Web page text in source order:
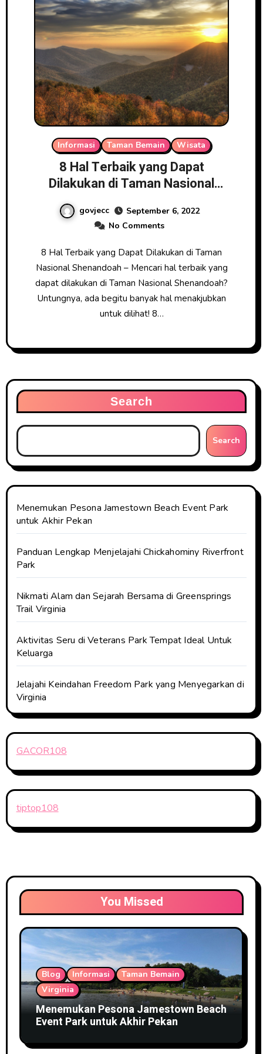
Informasi Taman Bemain Wisata
8 Hal Terbaik yang Dapat
Dilakukan di Taman Nasional
govjecc
September 6, 2022
No Comments
8 Hal Terbaik yang Dapat Dilakukan di Taman
Nasional Shenandoah – Mencari hal terbaik yang
dapat dilakukan di Taman Nasional Shenandoah?
Untungnya, ada begitu banyak hal menakjubkan
untuk dilihat! 8…
Search
Search
Menemukan Pesona Jamestown Beach Event Park
untuk Akhir Pekan
Panduan Lengkap Menjelajahi Chickahominy Riverfront
Park
Nikmati Alam dan Sejarah Bersama di Greensprings
Trail Virginia
Aktivitas Seru di Veterans Park Tempat Ideal Untuk
Keluarga
Jelajahi Keindahan Freedom Park yang Menyegarkan di
Virginia
GACOR108
tiptop108
You Missed
Blog Informasi
Taman Bemain
Virginia
Menemukan Pesona Jamestown Beach
Event Park untuk Akhir Pekan